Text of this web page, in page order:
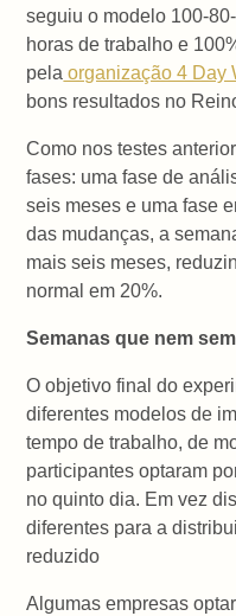
seguiu o modelo 100-
horas de trabalho e
pela organização 4 Day
bons resultados no
Como nos testes
fases: uma fase de
seis meses e uma fase
das mudanças, a
mais seis meses,
normal em 20%.
Semanas que nem
O objetivo final do
diferentes modelos de
tempo de trabalho, de
participantes optaram
no quinto dia. Em vez
diferentes para a
reduzido
Algumas empresas